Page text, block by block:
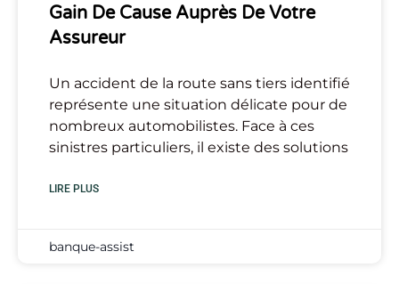
Gain De Cause Auprès De Votre
Assureur
Un accident de la route sans tiers identifié
représente une situation délicate pour de
nombreux automobilistes. Face à ces
sinistres particuliers, il existe des solutions
LIRE PLUS
banque-assist